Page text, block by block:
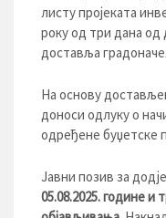
листу пројеката
року од три дана од
доставља
На основу
доноси одлуку о
одређене буџетске
Јавни позив за
05.08.2025. године и